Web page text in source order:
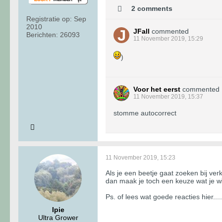
Registratie op: Sep
2010
Berichten: 26093
2 comments
JFall commented
11 November 2019, 15:29
)
Voor het eerst commented
11 November 2019, 15:37
stomme autocorrect
Ipie
Ultra Grower
11 November 2019, 15:23
Als je een beetje gaat zoeken bij
dan maak je toch een keuze wat je
Ps. of lees wat goede reacties hier.....